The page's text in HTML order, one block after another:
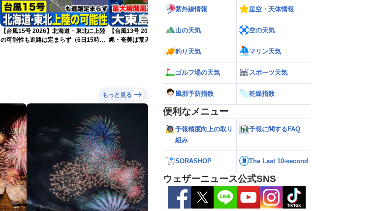
【台風15号 2026】北海道・東北に上陸
の可能性も進路は定まらず（6日15時更
【台風13号 2026】大東島は暴風域に 沖
縄・奄美は荒天に警戒（6日16時更新）
【お盆休みの天気】前半は晴れてもにわ
か雨の可能性 台風15号の動向にも注意
もっと見る
紫外線情報 星空・天体情報
山の天気 空の天気
釣り天気 マリン天気
ゴルフ場の天気 スポーツ天気
風邪予防指数 乾燥指数
便利なメニュー
予報精度向上の取り
組み
予報に関するFAQ
SORASHOP The Last 10-second
ウェザーニュース公式SNS